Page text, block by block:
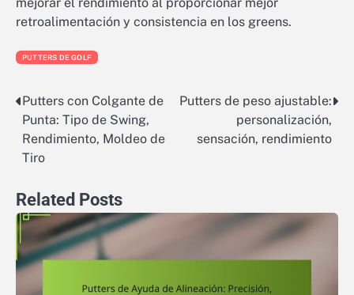
retroalimentación y consistencia en los greens.
PUTTERS DE GOLF
Post
navigation
Putters con Colgante de
Punta: Tipo de Swing,
Rendimiento, Moldeo de
Tiro
Putters de peso ajustable:
personalización,
sensación, rendimiento
Related Posts